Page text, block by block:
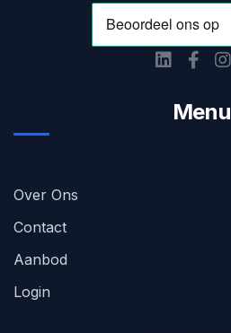
Menu
Over Ons
Contact
Aanbod
Login